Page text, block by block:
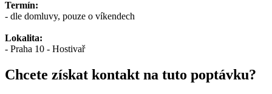
Termín:
- dle domluvy, pouze o víkendech
Lokalita:
- Praha 10 - Hostivař
Chcete získat kontakt na tuto poptávku?